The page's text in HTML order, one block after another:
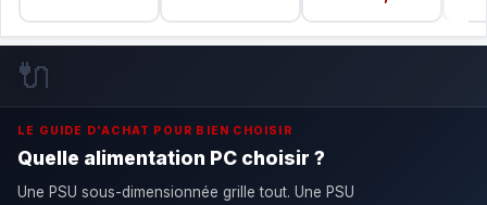
🔌
LE GUIDE D'ACHAT POUR BIEN CHOISIR
Quelle alimentation PC choisir ?
Une PSU sous-dimensionnée grille tout. Une PSU